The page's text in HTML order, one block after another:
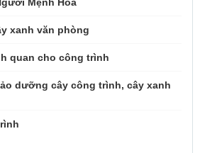
Mệnh Hỏa
xanh văn phòng
quan cho công trình
dưỡng cây công trình, cây xanh